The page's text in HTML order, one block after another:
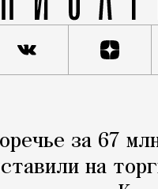
за 67
на